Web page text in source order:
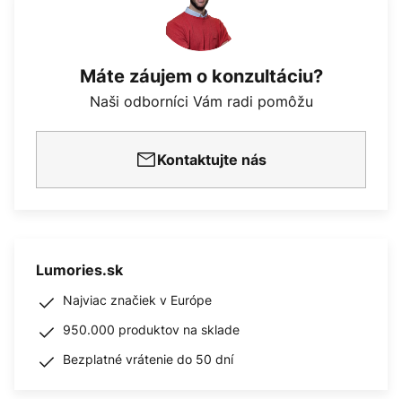
Máte záujem o konzultáciu?
Naši odborníci Vám radi pomôžu
Kontaktujte nás
Lumories.sk
Najviac značiek v Európe
950.000 produktov na sklade
Bezplatné vrátenie do 50 dní